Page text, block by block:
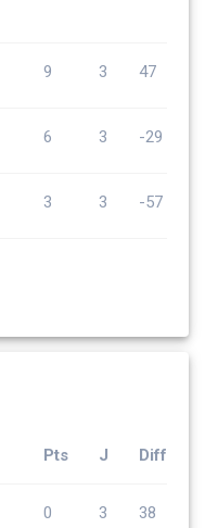
9 3 47
6 3 -29
3 3 -57
Pts J Diff
0 3 38